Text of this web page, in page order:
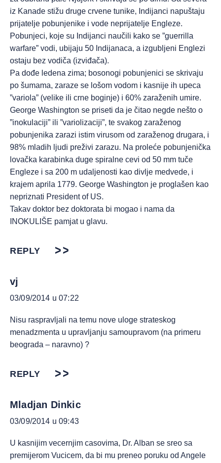
iz Kanade stižu druge crvene tunike, Indijanci napuštaju
prijatelje pobunjenike i vode neprijatelje Engleze.
Pobunjeci, koje su Indijanci naučili kako se ”guerrilla
warfare” vodi, ubijaju 50 Indijanaca, a izgubljeni Englezi
ostaju bez vodiča (izviđača).
Pa dođe ledena zima; bosonogi pobunjenici se skrivaju
po šumama, zaraze se lošom vodom i kasnije ih upeca
”variola” (velike ili crne boginje) i 60% zaraženih umire.
George Washington se priseti da je čitao negde nešto o
”inokulaciji” ili ”variolizaciji”, te svakog zaraženog
pobunjenika zarazi istim virusom od zaraženog drugara, i
98% mladih ljudi preživi zarazu. Na proleće pobunjenička
lovačka karabinka duge spiralne cevi od 50 mm tuče
Engleze i sa 200 m udaljenosti kao divlje medvede, i
krajem aprila 1779. George Washington je proglašen kao
nepriznati President of US.
Takav doktor bez doktorata bi mogao i nama da
INOKULIŠE pamjat u glavu.
REPLY
vj
03/09/2014 u 07:22
Nisu raspravljali na temu nove uloge strateskog
menadzmenta u upravljanju samoupravom (na primeru
beograda – naravno) ?
REPLY
Mladjan Dinkic
03/09/2014 u 09:43
U kasnijim vecernjim casovima, Dr. Alban se sreo sa
premijerom Vucicem, da bi mu preneo poruku od Angele